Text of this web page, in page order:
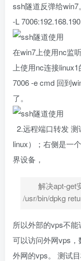
ssh隧道反弹给
-L
在win7上使用nc监
上使用nc连接
7006 -e cmd 回到
了。
2.远程端口转发
linux）；右侧是一
界设备，
解决apt-get
/usr/bin/dpkg
所以外部的vps不
可以访问外网vps
外网的vps。 测试